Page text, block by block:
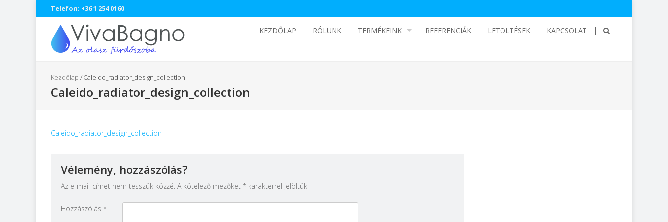
Telefon: +36 1 254 0160
KEZDŐLAP RÓLUNK TERMÉKEINK REFERENCIÁK LETÖLTÉSEK KAPCSOLAT
Kezdőlap / Caleido_radiator_design_collection
Caleido_radiator_design_collection
Caleido_radiator_design_collection
Vélemény, hozzászólás?
Az e-mail-címet nem tesszük közzé. A kötelező mezőket * karakterrel jelöltük
Hozzászólás *